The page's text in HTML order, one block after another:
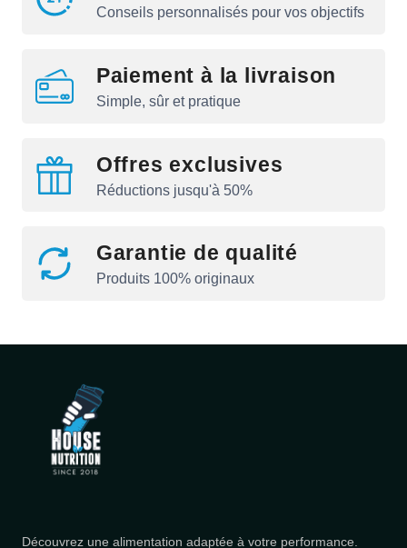
Conseils personnalisés pour vos objectifs
Paiement à la livraison
Simple, sûr et pratique
Offres exclusives
Réductions jusqu'à 50%
Garantie de qualité
Produits 100% originaux
Découvrez une alimentation adaptée à votre performance.